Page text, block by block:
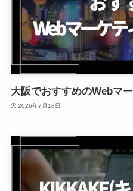
大阪でおすすめのWebマ
2026年7月18日